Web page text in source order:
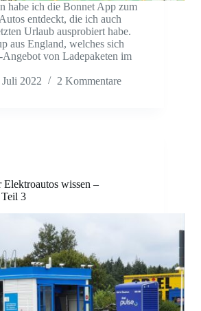
habe ich die Bonnet App zum
entdeckt, die ich auch
Urlaub ausprobiert habe.
aus England, welches sich
von Ladepaketen im
Juli 2022 2 Kommentare
Elektroautos wissen –
3